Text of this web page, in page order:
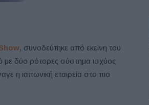
, συνοδεύτηκε από εκείνη του
δύο ρότορες σύστημα ισχύος
η ιαπωνική εταιρεία στο πιο